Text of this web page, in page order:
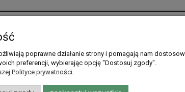
Twoje zamówienia
Ustawienia konta
Przechowalnia
Formy płatności
Gdzie
poprawne działanie strony i pomagają nam
preferencji, wybierając opcję "Dostosuj zgody".
Polityce prywatności.